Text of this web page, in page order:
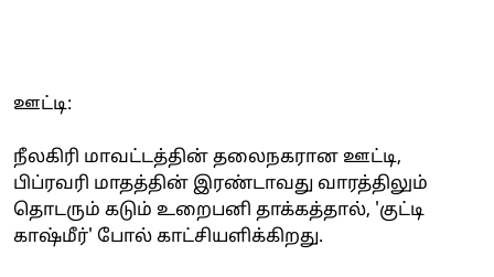
ஊட்டி:
நீலகிரி மாவட்டத்தின் தலைநகரான ஊட்டி,
பிப்ரவரி மாதத்தின் இரண்டாவது வாரத்திலும்
தொடரும் கடும் உறைபனி தாக்கத்தால், 'குட்டி
காஷ்மீர்' போல் காட்சியளிக்கிறது.